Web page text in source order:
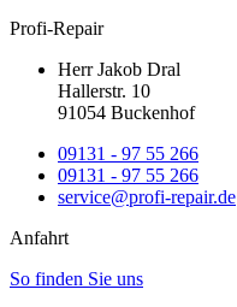
Profi-Repair
Herr Jakob Dral
Hallerstr. 10
91054 Buckenhof
09131 - 97 55 266
09131 - 97 55 266
service@profi-repair.de
Anfahrt
So finden Sie uns